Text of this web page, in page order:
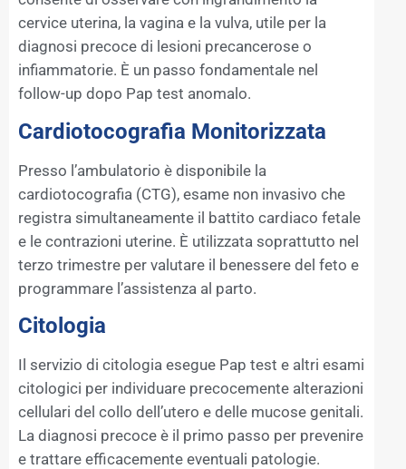
cervice uterina, la vagina e la vulva, utile per la
diagnosi precoce di lesioni precancerose o
infiammatorie. È un passo fondamentale nel
follow-up dopo Pap test anomalo.
Cardiotocografia Monitorizzata
Presso l’ambulatorio è disponibile la
cardiotocografia (CTG), esame non invasivo che
registra simultaneamente il battito cardiaco fetale
e le contrazioni uterine. È utilizzata soprattutto nel
terzo trimestre per valutare il benessere del feto e
programmare l’assistenza al parto.
Citologia
Il servizio di citologia esegue Pap test e altri esami
citologici per individuare precocemente alterazioni
cellulari del collo dell’utero e delle mucose genitali.
La diagnosi precoce è il primo passo per prevenire
e trattare efficacemente eventuali patologie.